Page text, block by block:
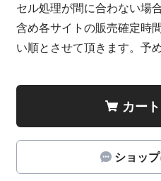
セル処理が間に合わない場
含め各サイトの販売確定時
い順とさせて頂きます。予
カー
ショッ